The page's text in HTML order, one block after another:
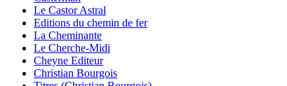
Le Castor Astral
Editions du chemin de fer
La Cheminante
Le Cherche-Midi
Cheyne Editeur
Christian Bourgois